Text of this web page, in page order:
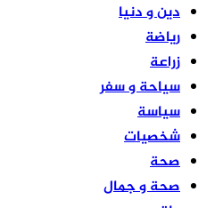
دين و دنيا
رياضة
زراعة
سياحة و سفر
سياسة
شخصيات
صحة
صحة و جمال